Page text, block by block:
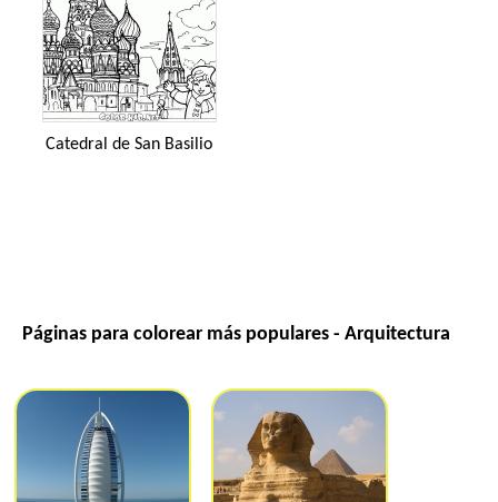
Catedral de San Basilio
Páginas para colorear más populares - Arquitectura